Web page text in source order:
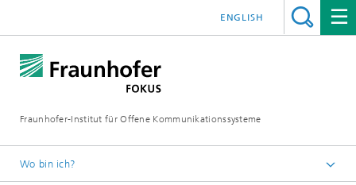
Fraunhofer-Institut für Offene Kommunikationssysteme
ENGLISH
Wo bin ich?